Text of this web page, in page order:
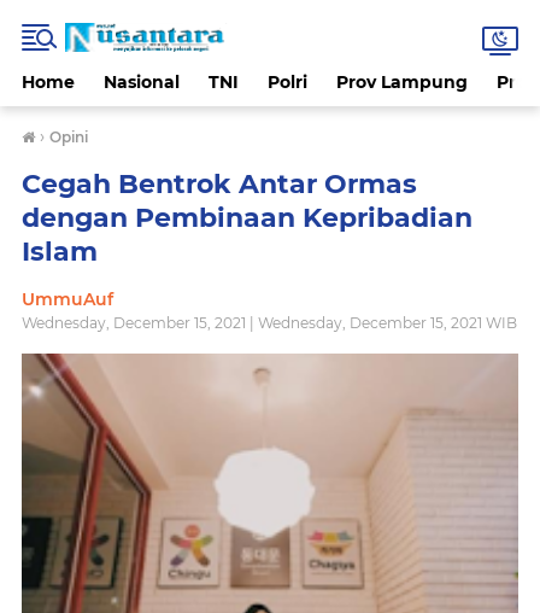
Home Nasional TNI Polri Prov Lampung
› Opini
Cegah Bentrok Antar Ormas
dengan Pembinaan Kepribadian
Islam
UmmuAuf
Wednesday, December 15, 2021 | Wednesday, December 15, 2021 WIB